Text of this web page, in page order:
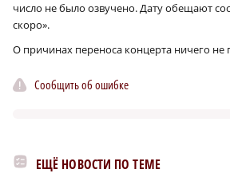
число не было озвучено. Дату обещают
скоро».
О причинах переноса концерта ничего не
Сообщить об ошибке
ЕЩЁ НОВОСТИ ПО ТЕМЕ